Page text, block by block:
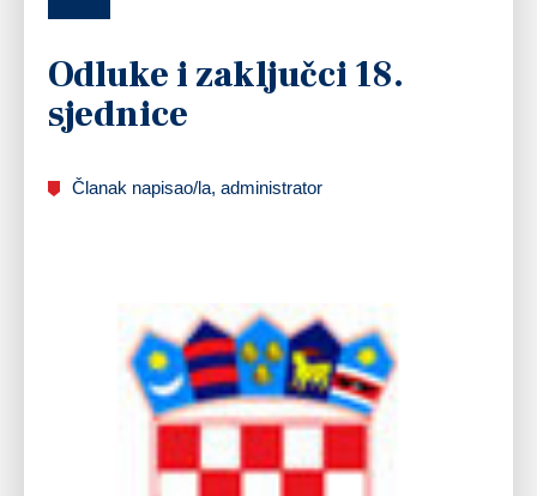
Odluke i zaključci 18.
sjednice
Članak napisao/la, administrator